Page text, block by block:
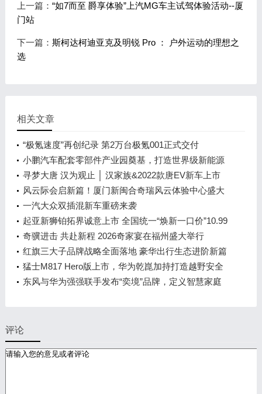
上一篇： “如7而至 爵享体验”上汽MG车主试驾体验活动--厦
门站
下一篇： 斯柯达柯迪亚克及明锐 Pro ： 户外运动的理想之
选
相关文章
“极氪速度”再创纪录 第2万台极氪001正式交付
小鹏汽车配套零部件产业园奠基，打造世界级新能源
智能汽车集群
寻梦大唐 汉为观止 │ 汉家族&2022款唐EV新车上市
发布会，敬请期待！
风云际会启新篇！厦门新闽合奇瑞风云体验中心盛大
开业
一汽大众双插混新车重磅来袭
起亚新狮铂拓界诚意上市 全国统一“焕新一口价”10.99
万元起
奇骥进击 共赴新程 2026奇家宴在福州盛大举行
红旗三大子品牌战略全面落地 豪华出行生态进阶新篇
章
猛士M817 Hero版上市，华为乾崑加持打造越野安全
标杆！
东风与华为强强联手发布“奕境”品牌，定义智慧家庭
评论